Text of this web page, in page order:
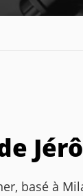
basé à